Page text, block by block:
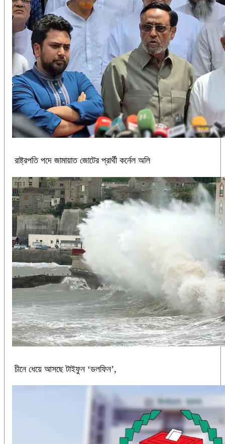
রাষ্ট্রপতি পদে জামায়াত জোটের প্রার্থী কর্নেল অলি
চীনে ধেয়ে আসছে টাইফুন ‘ডলফিন’,